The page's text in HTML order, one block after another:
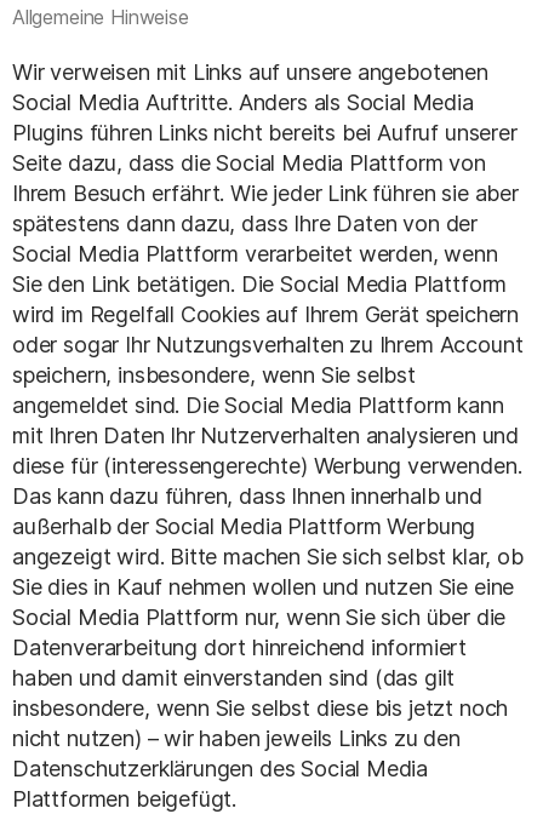
Allgemeine Hinweise
Wir verweisen mit Links auf unsere angebotenen
Social Media Auftritte. Anders als Social Media
Plugins führen Links nicht bereits bei Aufruf unserer
Seite dazu, dass die Social Media Plattform von
Ihrem Besuch erfährt. Wie jeder Link führen sie aber
spätestens dann dazu, dass Ihre Daten von der
Social Media Plattform verarbeitet werden, wenn
Sie den Link betätigen. Die Social Media Plattform
wird im Regelfall Cookies auf Ihrem Gerät speichern
oder sogar Ihr Nutzungsverhalten zu Ihrem Account
speichern, insbesondere, wenn Sie selbst
angemeldet sind. Die Social Media Plattform kann
mit Ihren Daten Ihr Nutzerverhalten analysieren und
diese für (interessengerechte) Werbung verwenden.
Das kann dazu führen, dass Ihnen innerhalb und
außerhalb der Social Media Plattform Werbung
angezeigt wird. Bitte machen Sie sich selbst klar, ob
Sie dies in Kauf nehmen wollen und nutzen Sie eine
Social Media Plattform nur, wenn Sie sich über die
Datenverarbeitung dort hinreichend informiert
haben und damit einverstanden sind (das gilt
insbesondere, wenn Sie selbst diese bis jetzt noch
nicht nutzen) – wir haben jeweils Links zu den
Datenschutzerklärungen des Social Media
Plattformen beigefügt.